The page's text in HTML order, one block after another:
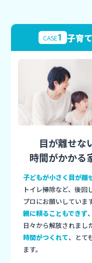
CASE1 子育
目が離せな
時間がかかる
子どもが小さく目が離
トイレ掃除など、後回
プロにお願いしていま
親に頼ることもできず
日々から解放されまし
時間がつくれて、とて
ます。